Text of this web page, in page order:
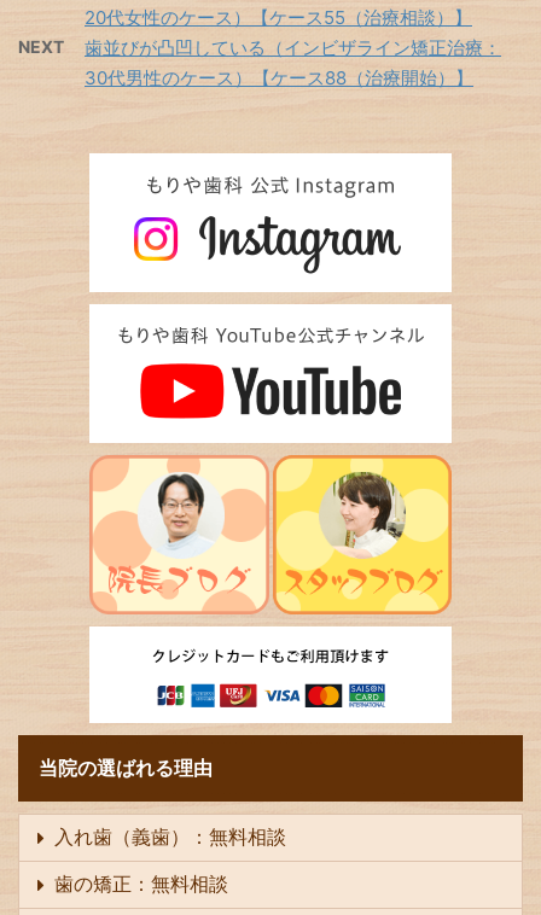
20代女性のケース）【ケース55（治療相談）】
NEXT
歯並びが凸凹している（インビザライン矯正治療：
30代男性のケース）【ケース88（治療開始）】
当院の選ばれる理由
入れ歯（義歯）：無料相談
歯の矯正：無料相談